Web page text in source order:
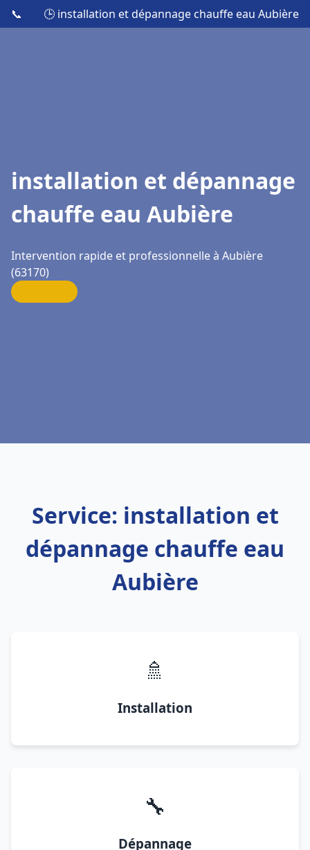
📞 🕒 installation et dépannage chauffe eau Aubière
installation et dépannage
chauffe eau Aubière
Intervention rapide et professionnelle à Aubière
(63170)
Service: installation et
dépannage chauffe eau
Aubière
🚿
Installation
🔧
Dépannage